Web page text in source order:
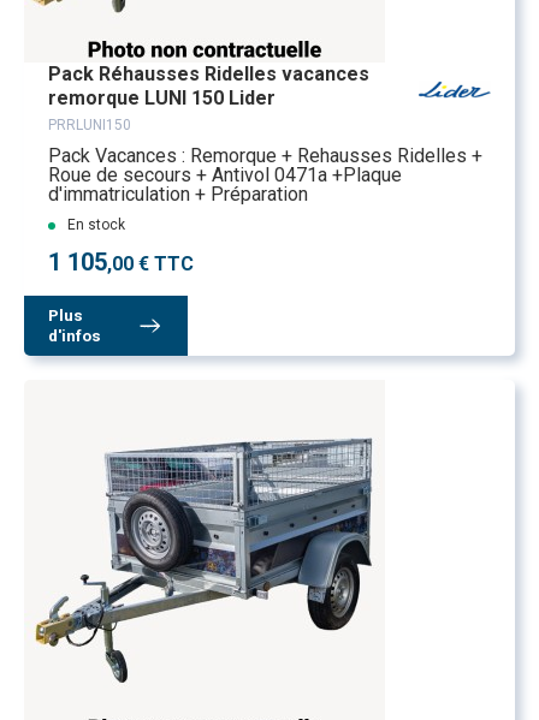
Pack Réhausses Ridelles vacances
remorque LUNI 150 Lider
PRRLUNI150
Pack Vacances : Remorque + Rehausses Ridelles +
Roue de secours + Antivol 0471a +Plaque
d'immatriculation + Préparation
En stock
1 105,00 € TTC
Plus
d'infos